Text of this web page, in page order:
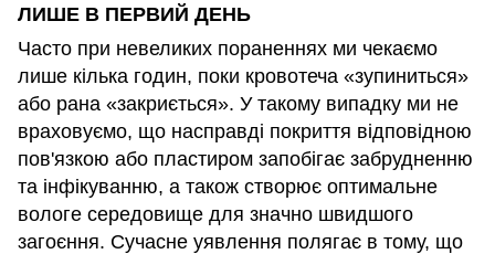
ЛИШЕ В ПЕРВИЙ ДЕНЬ
Часто при невеликих пораненнях ми чекаємо
лише кілька годин, поки кровотеча «зупиниться»
або рана «закриється». У такому випадку ми не
враховуємо, що насправді покриття відповідною
пов'язкою або пластиром запобігає забрудненню
та інфікуванню, а також створює оптимальне
вологе середовище для значно швидшого
загоєння. Сучасне уявлення полягає в тому, що